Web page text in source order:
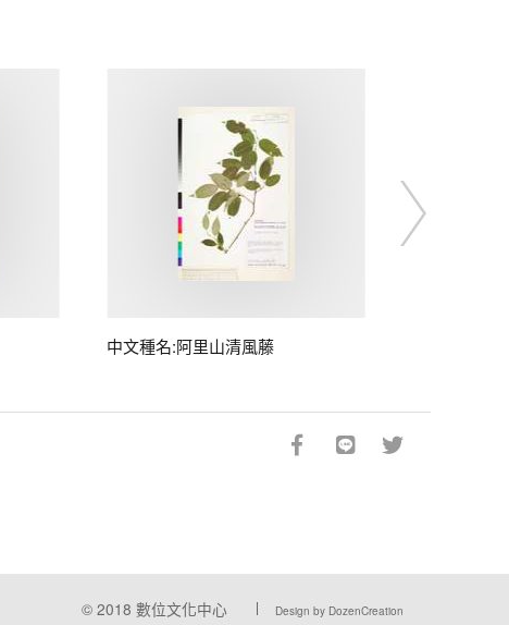
中文種名:阿里山清風藤
© 2018 數位文化中心 Design by DozenCreation